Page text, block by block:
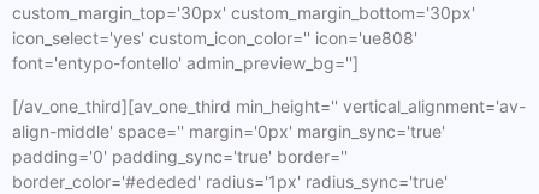
custom_margin_top='30px' custom_margin_bottom='30px'
icon_select='yes' custom_icon_color='' icon='ue808'
font='entypo-fontello' admin_preview_bg='']
[/av_one_third][av_one_third min_height='' vertical_alignment='av-
align-middle' space='' margin='0px' margin_sync='true'
padding='0' padding_sync='true' border=''
border_color='#ededed' radius='1px' radius_sync='true'